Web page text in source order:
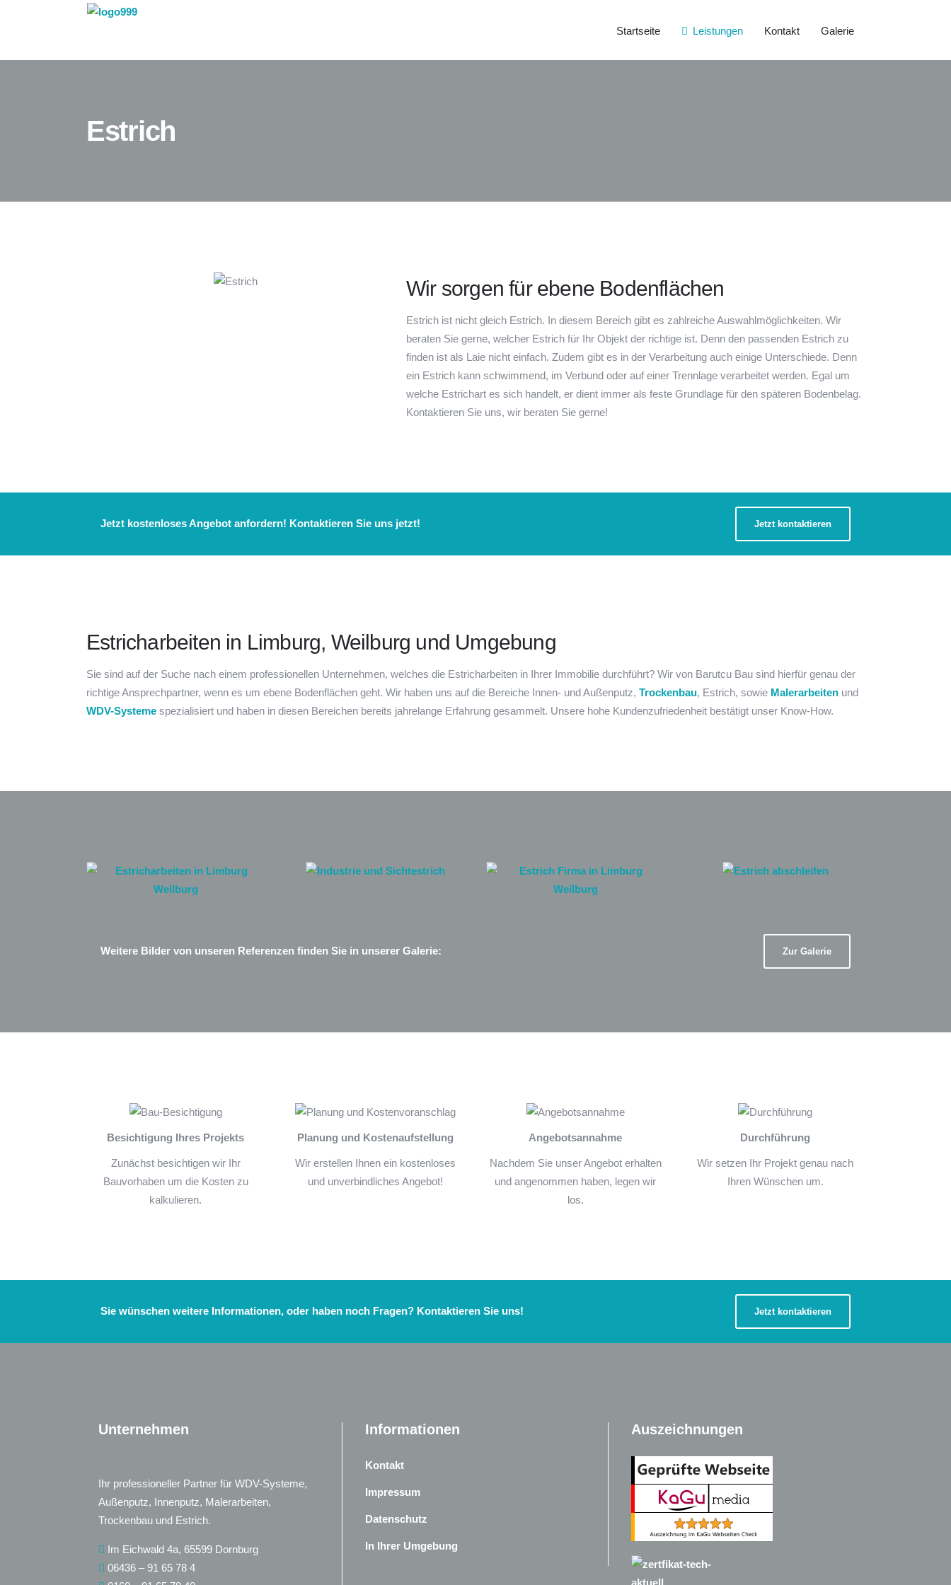
Startseite Leistungen Kontakt Galerie
Estrich
Wir sorgen für ebene Bodenflächen
Estrich ist nicht gleich Estrich. In diesem Bereich gibt es zahlreiche Auswahlmöglichkeiten. Wir
beraten Sie gerne, welcher Estrich für Ihr Objekt der richtige ist. Denn den passenden Estrich zu
finden ist als Laie nicht einfach. Zudem gibt es in der Verarbeitung auch einige Unterschiede. Denn
ein Estrich kann schwimmend, im Verbund oder auf einer Trennlage verarbeitet werden. Egal um
welche Estrichart es sich handelt, er dient immer als feste Grundlage für den späteren Bodenbelag.
Kontaktieren Sie uns, wir beraten Sie gerne!
Jetzt kostenloses Angebot anfordern! Kontaktieren Sie uns jetzt! Jetzt kontaktieren
Estricharbeiten in Limburg, Weilburg und Umgebung
Sie sind auf der Suche nach einem professionellen Unternehmen, welches die Estricharbeiten in Ihrer Immobilie durchführt? Wir von Barutcu Bau sind hierfür genau der
richtige Ansprechpartner, wenn es um ebene Bodenflächen geht. Wir haben uns auf die Bereiche Innen- und Außenputz, Trockenbau, Estrich, sowie Malerarbeiten und
WDV-Systeme spezialisiert und haben in diesen Bereichen bereits jahrelange Erfahrung gesammelt. Unsere hohe Kundenzufriedenheit bestätigt unser Know-How.
Weitere Bilder von unseren Referenzen finden Sie in unserer Galerie: Zur Galerie
Besichtigung Ihres Projekts
Zunächst besichtigen wir Ihr
Bauvorhaben um die Kosten zu
kalkulieren.
Planung und Kostenaufstellung
Wir erstellen Ihnen ein kostenloses
und unverbindliches Angebot!
Angebotsannahme
Nachdem Sie unser Angebot erhalten
und angenommen haben, legen wir
los.
Durchführung
Wir setzen Ihr Projekt genau nach
Ihren Wünschen um.
Sie wünschen weitere Informationen, oder haben noch Fragen? Kontaktieren Sie uns! Jetzt kontaktieren
Unternehmen
Ihr professioneller Partner für WDV-Systeme,
Außenputz, Innenputz, Malerarbeiten,
Trockenbau und Estrich.
Im Eichwald 4a, 65599 Dornburg
06436 – 91 65 78 4
Informationen
Kontakt
Impressum
Datenschutz
In Ihrer Umgebung
Auszeichnungen